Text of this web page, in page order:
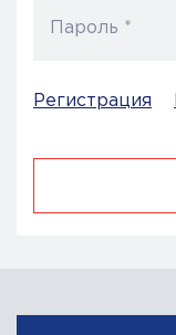
Пароль *
Регистрация